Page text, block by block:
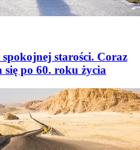
starości. Coraz
się po 60. roku życia